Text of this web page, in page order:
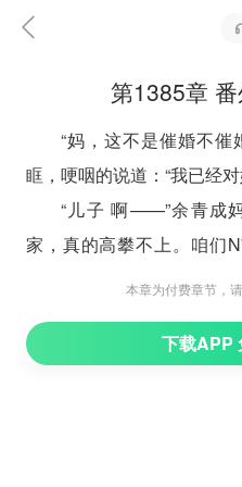
第1385章
“妈，这不是催婚不催
眶，哽咽的说道：“我已经
“儿子 啊——”余青成
家，真的高攀不上。咱们
在，咱们家就是累死累活
来的女主人，都对元十三另
本章为付费章节，
下载APP